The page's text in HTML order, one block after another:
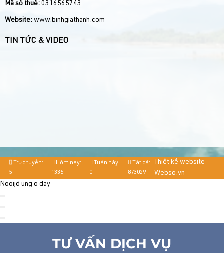
Mã số thuế: 0316565743
Website: www.binhgiathanh.com
TIN TỨC & VIDEO
Trực tuyến:
5
Hôm nay:
1335
Tuần này:
0
Tất cả:
873029
Thiết kế website
Webso.vn
Nooijd ung o day
TƯ VẤN DỊCH VỤ